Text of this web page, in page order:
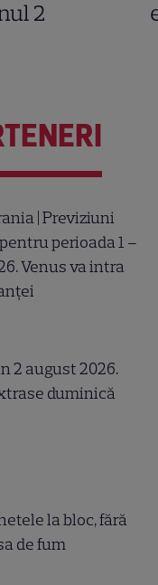
2
| Previziuni
perioada 1 –
Venus va intra
2 august 2026.
duminică
la bloc, fără
de fum